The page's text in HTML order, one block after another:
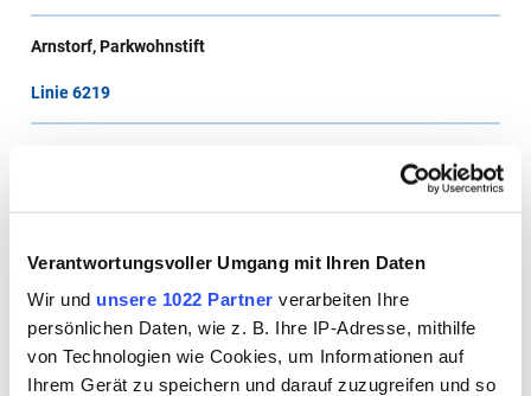
Verantwortungsvoller Umgang mit Ihren Daten
Wir und unsere 1022 Partner verarbeiten Ihre
persönlichen Daten, wie z. B. Ihre IP-Adresse, mithilfe
von Technologien wie Cookies, um Informationen auf
Ihrem Gerät zu speichern und darauf zuzugreifen und so
Arnstorf, Parkwohnstift
Linie 6219
Asbach, Sager
Linie 7535
Asbach, Schöpf